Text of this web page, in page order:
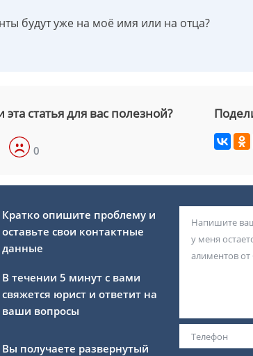
будут уже на моё имя или на отца?
эта статья для вас полезной?
0
Кратко опишите проблему и
оставьте свои контактные
данные
В течении 5 минут с вами
свяжется юрист и ответит на
ваши вопросы
Вы получаете развернутый